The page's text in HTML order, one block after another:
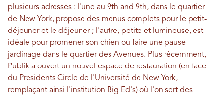
plusieurs adresses : l'une au 9th and 9th, dans le quartier
de New York, propose des menus complets pour le petit-
déjeuner et le déjeuner ; l'autre, petite et lumineuse, est
idéale pour promener son chien ou faire une pause
jardinage dans le quartier des Avenues. Plus récemment,
Publik a ouvert un nouvel espace de restauration (en face
du Presidents Circle de l'Université de New York,
remplaçant ainsi l'institution Big Ed's) où l'on sert des